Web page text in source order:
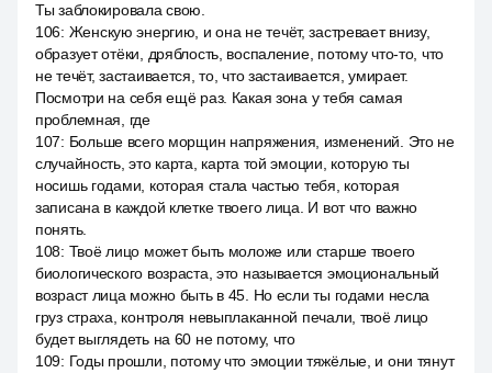
Ты заблокировала свою.
106: Женскую энергию, и она не течёт, застревает внизу,
образует отёки, дряблость, воспаление, потому что-то, что
не течёт, застаивается, то, что застаивается, умирает.
Посмотри на себя ещё раз. Какая зона у тебя самая
проблемная, где
107: Больше всего морщин напряжения, изменений. Это не
случайность, это карта, карта той эмоции, которую ты
носишь годами, которая стала частью тебя, которая
записана в каждой клетке твоего лица. И вот что важно
понять.
108: Твоё лицо может быть моложе или старше твоего
биологического возраста, это называется эмоциональный
возраст лица можно быть в 45. Но если ты годами несла
груз страха, контроля невыплаканной печали, твоё лицо
будет выглядеть на 60 не потому, что
109: Годы прошли, потому что эмоции тяжёлые, и они тянут